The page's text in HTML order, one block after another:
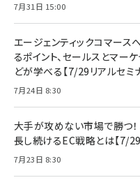
7月31日 15:00
エージェンティックコマー
るポイント、セールスとマー
どが学べる【7/29リアルセミ
7月24日 8:30
大手が攻めない市場で勝つ
長し続けるEC戦略とは【7/
7月23日 8:30